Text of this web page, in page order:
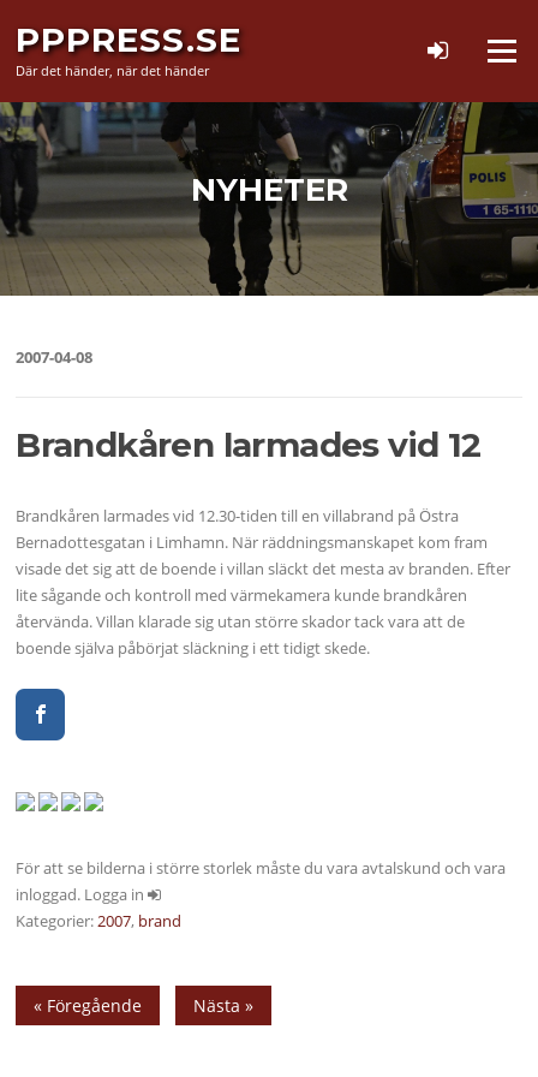
innehåll
PPPRESS.SE
Där det händer, när det händer
Meny
NYHETER
2007-04-08
Brandkåren larmades vid 12
Brandkåren larmades vid 12.30-tiden till en villabrand på Östra
Bernadottesgatan i Limhamn. När räddningsmanskapet kom fram
visade det sig att de boende i villan släckt det mesta av branden. Efter
lite sågande och kontroll med värmekamera kunde brandkåren
återvända. Villan klarade sig utan större skador tack vara att de
boende själva påbörjat släckning i ett tidigt skede.
För att se bilderna i större storlek måste du vara avtalskund och vara
inloggad. Logga in
Kategorier:2007, brand
« Föregående Nästa »